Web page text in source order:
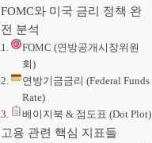
FOMC와 미국 금리 정책 완
전 분석
FOMC (연방공개시장위원
회)
연방기금금리 (Federal Funds
Rate)
베이지북 & 점도표 (Dot Plot)
고용 관련 핵심 지표들